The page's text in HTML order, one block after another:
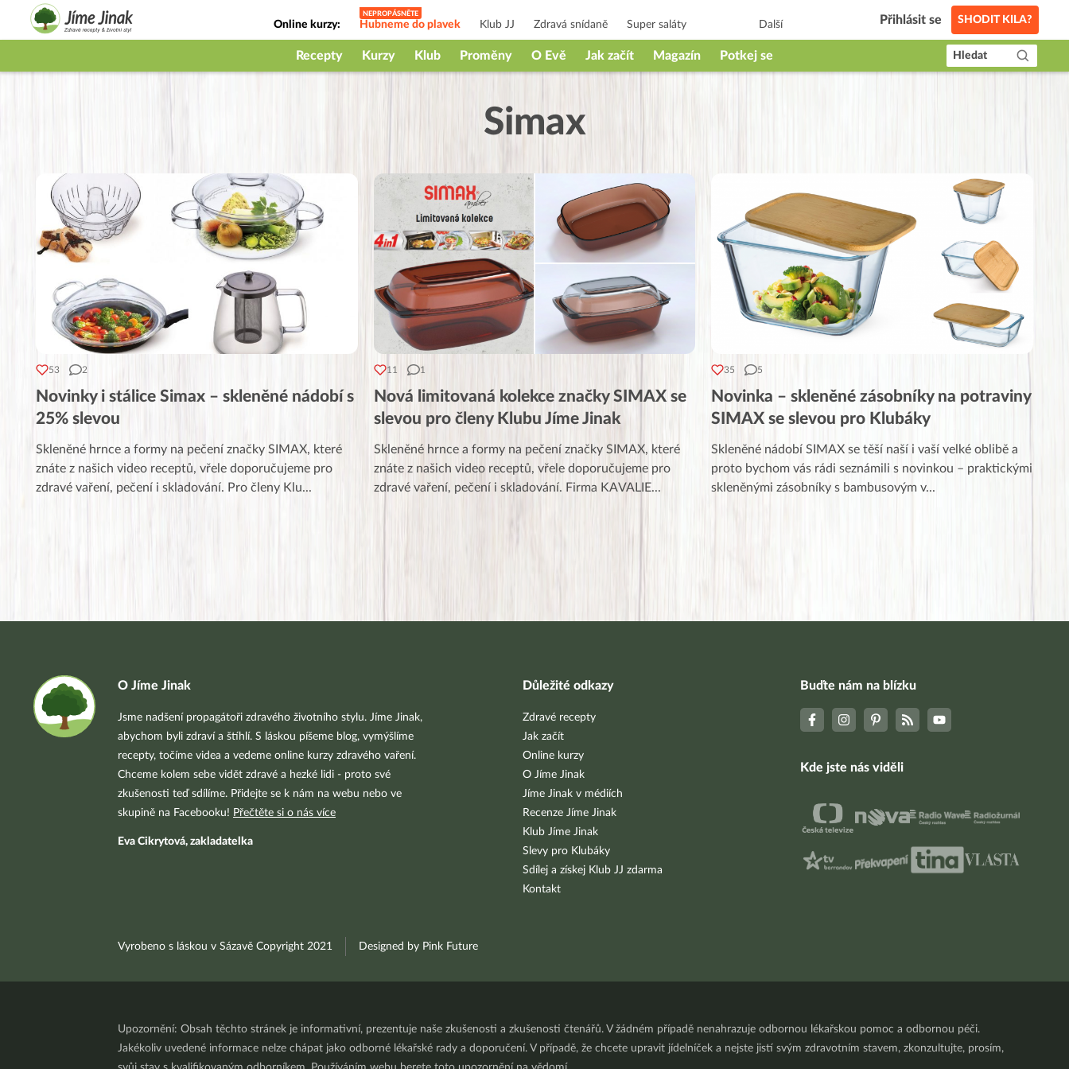
Online kurzy: Hubneme do plavek Klub JJ Zdravá snídaně Super saláty
Jak na babičky
Další Přihlásit se SHODIT KILA?
Recepty Kurzy Klub Proměny O Evě Jak začít Magazín Potkej se Hledat
Simax
53 2
Novinky i stálice Simax – skleněné nádobí s
25% slevou
Skleněné hrnce a formy na pečení značky SIMAX, které
znáte z našich video receptů, vřele doporučujeme pro
zdravé vaření, pečení i skladování. Pro členy Klu...
11 1
Nová limitovaná kolekce značky SIMAX se
slevou pro členy Klubu Jíme Jinak
Skleněné hrnce a formy na pečení značky SIMAX, které
znáte z našich video receptů, vřele doporučujeme pro
zdravé vaření, pečení i skladování. Firma KAVALIE...
35 5
Novinka – skleněné zásobníky na potraviny
SIMAX se slevou pro Klubáky
Skleněné nádobí SIMAX se těší naší i vaší velké oblibě a
proto bychom vás rádi seznámili s novinkou – praktickými
skleněnými zásobníky s bambusovým v...
O Jíme Jinak
Jsme nadšení propagátoři zdravého životního stylu. Jíme Jinak,
abychom byli zdraví a štíhlí. S láskou píšeme blog, vymýšlíme
recepty, točíme videa a vedeme online kurzy zdravého vaření.
Chceme kolem sebe vidět zdravé a hezké lidi - proto své
zkušenosti teď sdílíme. Přidejte se k nám na webu nebo ve
skupině na Facebooku! Přečtěte si o nás více
Eva Cikrytová, zakladatelka
Důležité odkazy
Zdravé recepty
Jak začít
Online kurzy
O Jíme Jinak
Jíme Jinak v médiích
Recenze Jíme Jinak
Klub Jíme Jinak
Slevy pro Klubáky
Sdílej a získej Klub JJ zdarma
Kontakt
Buďte nám na blízku
Kde jste nás viděli
Vyrobeno s láskou v Sázavě Copyright 2021 Designed by Pink Future
Upozornění: Obsah těchto stránek je informativní, prezentuje naše zkušenosti a zkušenosti čtenářů. V žádném případě nenahrazuje odbornou lékařskou pomoc a odbornou péči.
Jakékoliv uvedené informace nelze chápat jako odborné lékařské rady a doporučení. V případě, že chcete upravit jídelníček a nejste jistí svým zdravotním stavem, zkonzultujte, prosím,